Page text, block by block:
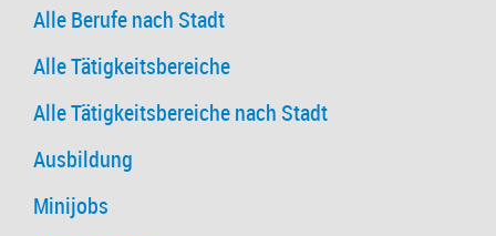
Alle Berufe nach Stadt
Alle Tätigkeitsbereiche
Alle Tätigkeitsbereiche nach Stadt
Ausbildung
Minijobs